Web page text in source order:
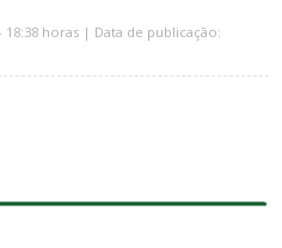
18:38 horas | Data de publicação: